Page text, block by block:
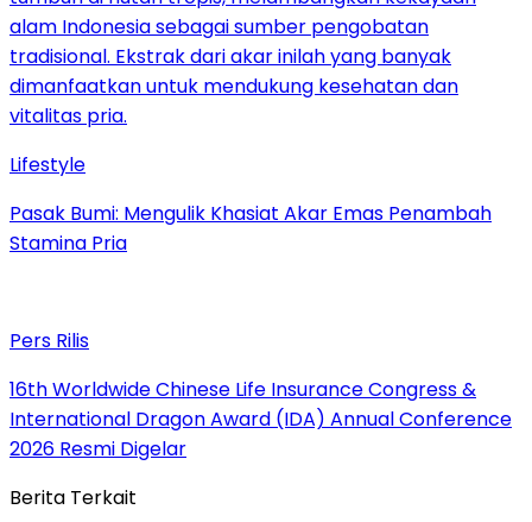
Lifestyle
Pasak Bumi: Mengulik Khasiat Akar Emas Penambah
Stamina Pria
Pers Rilis
16th Worldwide Chinese Life Insurance Congress &
International Dragon Award (IDA) Annual Conference
2026 Resmi Digelar
Berita Terkait